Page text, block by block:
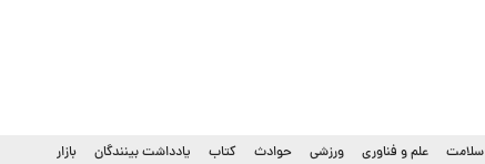
سلامت علم و فناوری ورزشی حوادث کتاب یادداشت بینندگان بازار